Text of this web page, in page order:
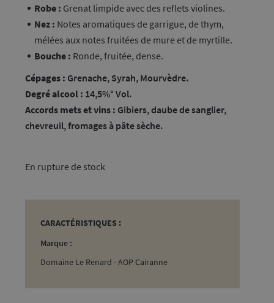
Robe : Grenat limpide avec des reflets violines.
Nez : Notes aromatiques de garrigue, de thym,
mélées aux notes fruitées de mure et de myrtille.
Bouche : Ronde, fruitée, dense.
Cépages : Grenache, Syrah, Mourvèdre.
Degré alcool : 14,5%° Vol.
Accords mets et vins : Gibiers, daube de sanglier,
chevreuil, fromages à pâte sèche.
rupture de stock
CARACTÉRISTIQUES :
Marque :
Domaine Le Renard - AOP Cairanne